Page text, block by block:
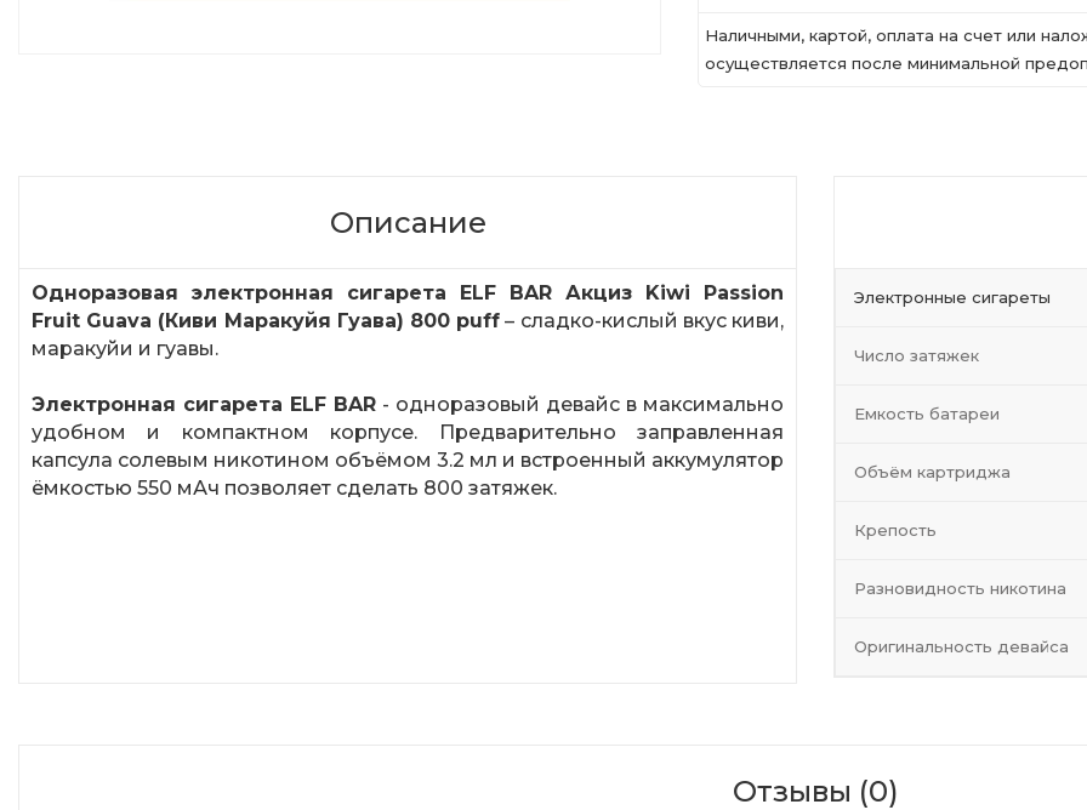
Наличными, картой, оплата на счет или
осуществляется после минимальной
Описание
Одноразовая электронная сигарета ELF BAR Акциз Kiwi Passion
Fruit Guava (Киви Маракуйя Гуава) 800 puff – сладко-кислый вкус киви,
маракуйи и гуавы.
Электронная сигарета ELF BAR - одноразовый девайс в максимально
удобном и компактном корпусе. Предварительно заправленная
капсула солевым никотином объёмом 3.2 мл и встроенный аккумулятор
ёмкостью 550 мАч позволяет сделать 800 затяжек.
Электронные сигареты
Число затяжек
Емкость батареи
Объём картриджа
Крепость
Разновидность никотина
Оригинальность девайса
Отзывы (0)